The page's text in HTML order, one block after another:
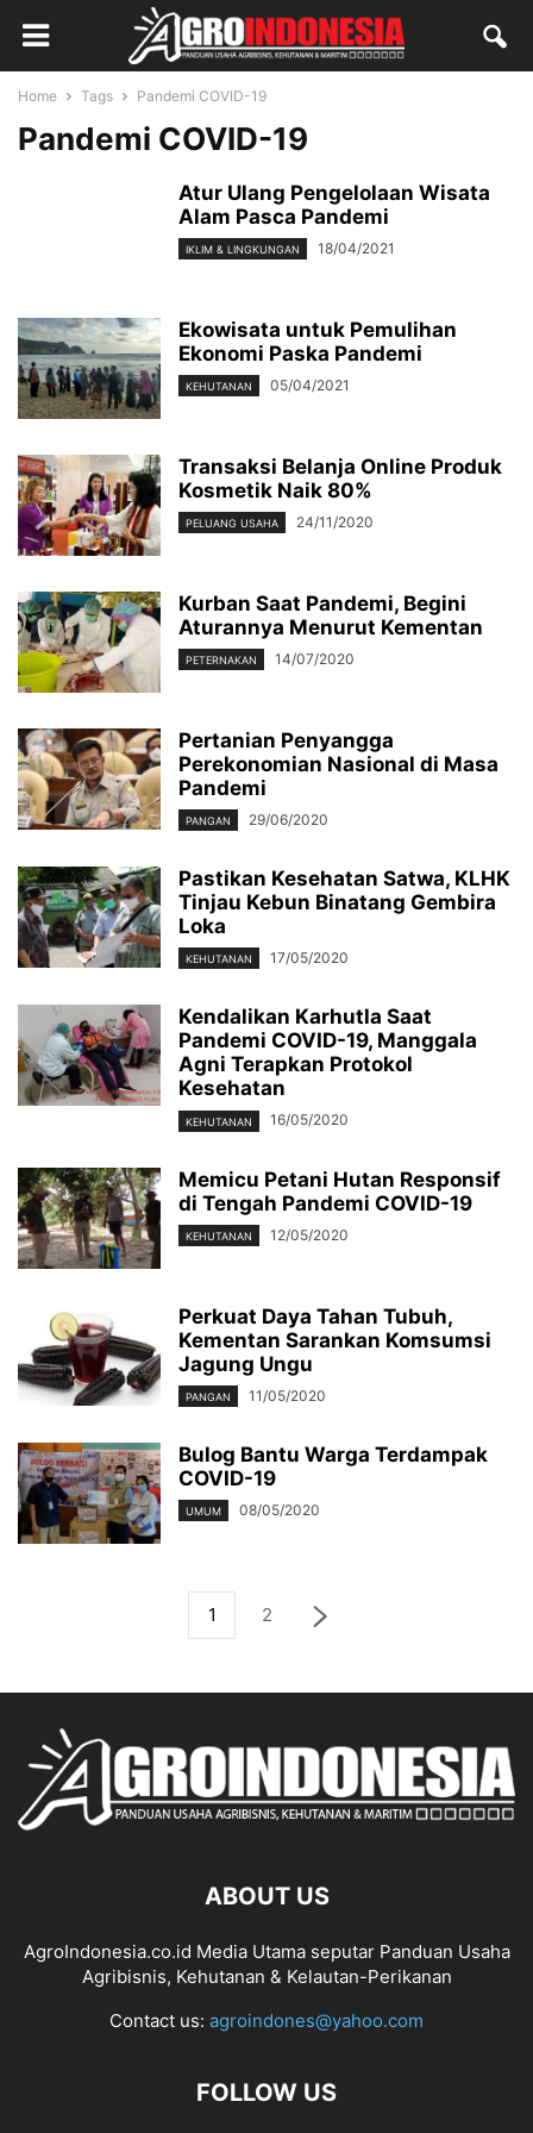
Home Tags Pandemi COVID-19
Pandemi COVID-19
Atur Ulang Pengelolaan Wisata
Alam Pasca Pandemi
IKLIM & LINGKUNGAN 18/04/2021
Ekowisata untuk Pemulihan
Ekonomi Paska Pandemi
KEHUTANAN 05/04/2021
Transaksi Belanja Online Produk
Kosmetik Naik 80%
PELUANG USAHA 24/11/2020
Kurban Saat Pandemi, Begini
Aturannya Menurut Kementan
PETERNAKAN 14/07/2020
Pertanian Penyangga
Perekonomian Nasional di Masa
Pandemi
PANGAN 29/06/2020
Pastikan Kesehatan Satwa, KLHK
Tinjau Kebun Binatang Gembira
Loka
KEHUTANAN 17/05/2020
Kendalikan Karhutla Saat
Pandemi COVID-19, Manggala
Agni Terapkan Protokol
Kesehatan
KEHUTANAN 16/05/2020
Memicu Petani Hutan Responsif
di Tengah Pandemi COVID-19
KEHUTANAN 12/05/2020
Perkuat Daya Tahan Tubuh,
Kementan Sarankan Komsumsi
Jagung Ungu
PANGAN 11/05/2020
Bulog Bantu Warga Terdampak
COVID-19
UMUM 08/05/2020
1 2
ABOUT US
AgroIndonesia.co.id Media Utama seputar Panduan Usaha
Agribisnis, Kehutanan & Kelautan-Perikanan
Contact us: agroindones@yahoo.com
FOLLOW US